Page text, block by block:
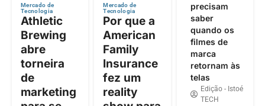
Mercado de
Tecnologia
Athletic
Brewing
abre
torneira
de
marketing
Mercado de
Tecnologia
Por que a
American
Family
Insurance
fez um
reality
precisam
saber
quando os
filmes de
marca
retornam às
telas
Edição - Istoé
TECH